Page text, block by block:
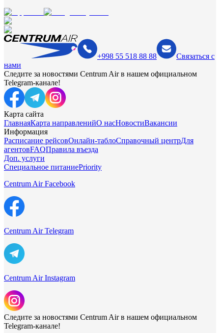
+998 55 518 88 88
Связаться с
нами
Следите за новостями Centrum Air в нашем официальном
Telegram-канале!
Карта сайта
ГлавнаяКарта направленийО насНовостиВакансии
Информация
Расписание рейсовОнлайн-таблоСправочный центрДля
агентовFAQПравила въезда
Доп. услуги
Специальное питаниеPriority
Centrum Air Facebook
Centrum Air Telegram
Centrum Air Instagram
Следите за новостями Centrum Air в нашем официальном
Telegram-канале!